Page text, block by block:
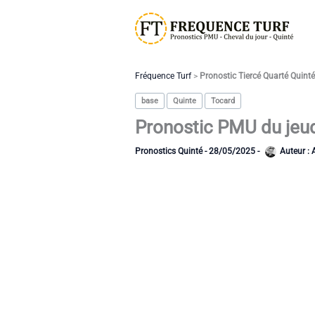
Fréquence Turf> Pronostic Tiercé Quarté
base Quinte Tocard
Pronostic PMU du
Pronostics Quinté-28/05/2025 - Auteur :